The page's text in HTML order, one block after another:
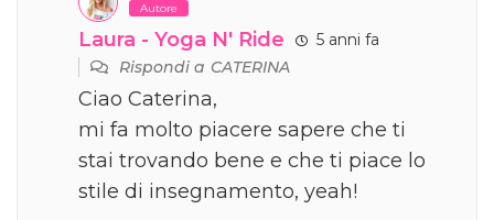
Autore
Laura - Yoga N' Ride
5 anni fa
Rispondi aCATERINA
Ciao Caterina,
mi fa molto piacere sapere che ti
stai trovando bene e che ti piace lo
stile di insegnamento, yeah!